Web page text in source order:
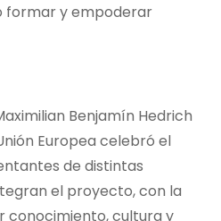
formar y empoderar
Benjamín Hedrich
Europea celebró el
de distintas
el proyecto, con la
conocimiento, cultura y